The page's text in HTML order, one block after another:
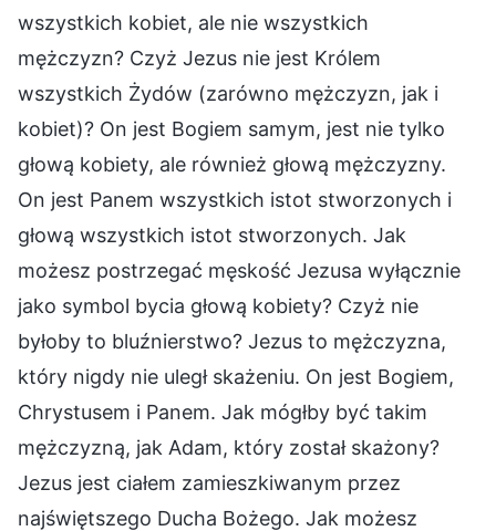
wszystkich kobiet, ale nie wszystkich
mężczyzn? Czyż Jezus nie jest Królem
wszystkich Żydów (zarówno mężczyzn, jak i
kobiet)? On jest Bogiem samym, jest nie tylko
głową kobiety, ale również głową mężczyzny.
On jest Panem wszystkich istot stworzonych i
głową wszystkich istot stworzonych. Jak
możesz postrzegać męskość Jezusa wyłącznie
jako symbol bycia głową kobiety? Czyż nie
byłoby to bluźnierstwo? Jezus to mężczyzna,
który nigdy nie uległ skażeniu. On jest Bogiem,
Chrystusem i Panem. Jak mógłby być takim
mężczyzną, jak Adam, który został skażony?
Jezus jest ciałem zamieszkiwanym przez
najświętszego Ducha Bożego. Jak możesz